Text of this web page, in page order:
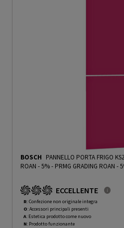
BOSCH PANNELLO PORTA FRIGO KSZ1BVE00 -
ROAN - 5%- PRMG GRADING ROAN -
ECCELLENTE
R: Confezione non originale integra
O: Accessori principali presenti
A: Estetica prodotto come nuovo
N: Prodotto funzionante